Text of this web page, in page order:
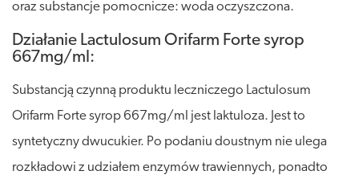
oraz substancje pomocnicze: woda oczyszczona.
Działanie Lactulosum Orifarm Forte syrop
667mg/ml:
Substancją czynną produktu leczniczego Lactulosum
Orifarm Forte syrop 667mg/ml jest laktuloza. Jest to
syntetyczny dwucukier. Po podaniu doustnym nie ulega
rozkładowi z udziałem enzymów trawiennych, ponadto